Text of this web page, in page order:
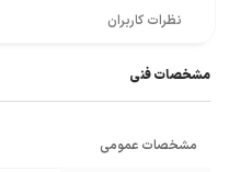
نظرات کاربران
مشخصات فنی
مشخصات عمومی